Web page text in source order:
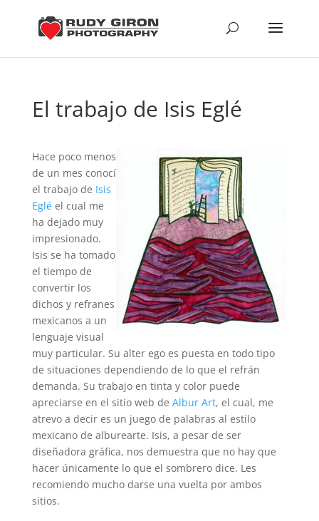
El trabajo de Isis Eglé
Hace poco menos
de un mes conocí
el trabajo de Isis
Egléel cual me
ha dejado muy
impresionado.
Isis se ha tomado
el tiempo de
convertir los
dichos y refranes
mexicanos a un
lenguaje visual
muy particular. Su alter ego es puesta en todo tipo
de situaciones dependiendo de lo que el refrán
demanda. Su trabajo en tinta y color puede
apreciarse en el sitio web de Albur Art, el cual, me
atrevo a decir es un juego de palabras al estilo
mexicano de alburearte. Isis, a pesar de ser
diseñadora gráfica, nos demuestra que no hay que
hacer únicamente lo que el sombrero dice. Les
recomiendo mucho darse una vuelta por ambos
sitios.